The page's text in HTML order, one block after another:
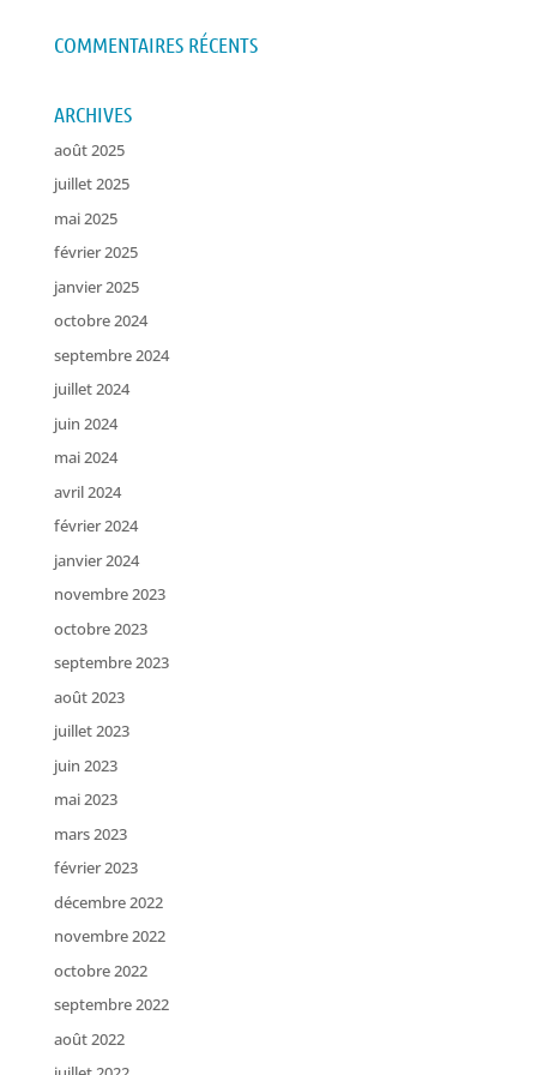
COMMENTAIRES RÉCENTS
ARCHIVES
août 2025
juillet 2025
mai 2025
février 2025
janvier 2025
octobre 2024
septembre 2024
juillet 2024
juin 2024
mai 2024
avril 2024
février 2024
janvier 2024
novembre 2023
octobre 2023
septembre 2023
août 2023
juillet 2023
juin 2023
mai 2023
mars 2023
février 2023
décembre 2022
novembre 2022
octobre 2022
septembre 2022
août 2022